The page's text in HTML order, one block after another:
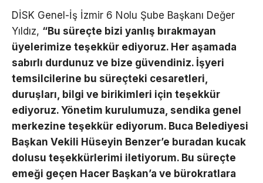
DİSK Genel-İş İzmir 6 Nolu Şube Başkanı Değer
Yıldız, “Bu süreçte bizi yanlış bırakmayan
üyelerimize teşekkür ediyoruz. Her aşamada
sabırlı durdunuz ve bize güvendiniz. İşyeri
temsilcilerine bu süreçteki cesaretleri,
duruşları, bilgi ve birikimleri için teşekkür
ediyoruz. Yönetim kurulumuza, sendika genel
merkezine teşekkür ediyorum. Buca Belediyesi
Başkan Vekili Hüseyin Benzer’e buradan kucak
dolusu teşekkürlerimi iletiyorum. Bu süreçte
emeği geçen Hacer Başkan’a ve bürokratlara